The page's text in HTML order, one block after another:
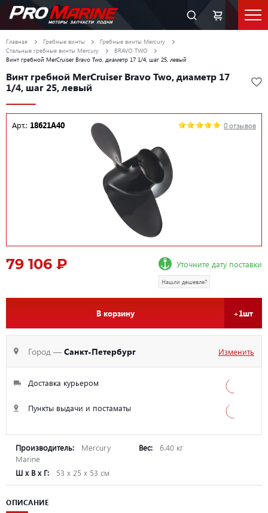
Главная Гребные винты
Гребные винты Mercury
Стальные гребные винты Mercury
BRAVO TWO
Винт гребной MerCruiser Bravo Two, диаметр 17 1/4, шаг 25, левый
Винт гребной MerCruiser Bravo Two, диаметр 17
1/4, шаг 25, левый
Арт.: 18621A40 0 отзывов
79 106 ₽ Уточните дату поставки
Нашли дешевле?
В корзину +1шт
Город — Санкт-Петербург Изменить
Доставка курьером
Пункты выдачи и постаматы
Производитель:
Mercury
Marine
Вес: 6.40 кг
Ш х В х Г: 53 х 25 х 53 см
ОПИСАНИЕ